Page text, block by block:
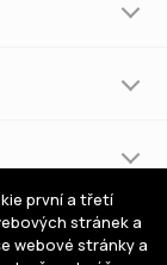
první a třetí
stránek a
webové stránky a